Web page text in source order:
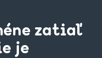
zatiaľ
je